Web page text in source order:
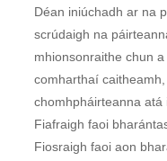
Déan iniúchadh ar na
scrúdaigh na
mhionsonraithe chun
comharthaí
chomhpháirteanna atá
Fiafraigh faoi
Fiosraigh faoi aon